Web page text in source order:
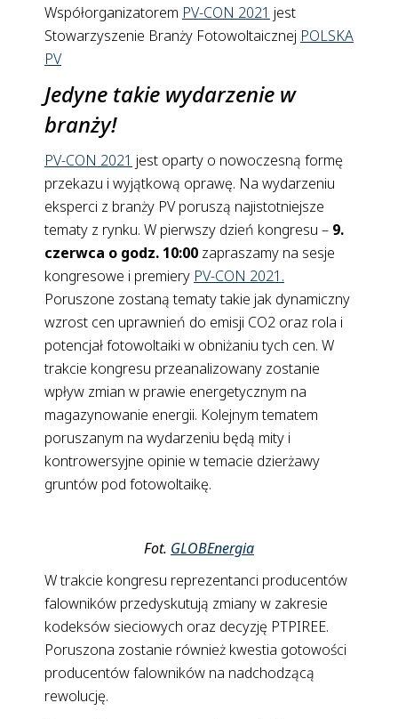
Współorganizatorem PV-CON 2021 jest
Stowarzyszenie Branży Fotowoltaicznej POLSKA
PV
Jedyne takie wydarzenie w
branży!
PV-CON 2021 jest oparty o nowoczesną formę
przekazu i wyjątkową oprawę. Na wydarzeniu
eksperci z branży PV poruszą najistotniejsze
tematy z rynku. W pierwszy dzień kongresu – 9.
czerwca o godz. 10:00 zapraszamy na sesje
kongresowe i premiery PV-CON 2021.
Poruszone zostaną tematy takie jak dynamiczny
wzrost cen uprawnień do emisji CO2 oraz rola i
potencjał fotowoltaiki w obniżaniu tych cen. W
trakcie kongresu przeanalizowany zostanie
wpływ zmian w prawie energetycznym na
magazynowanie energii. Kolejnym tematem
poruszanym na wydarzeniu będą mity i
kontrowersyjne opinie w temacie dzierżawy
gruntów pod fotowoltaikę.
Fot. GLOBEnergia
W trakcie kongresu reprezentanci producentów
falowników przedyskutują zmiany w zakresie
kodeksów sieciowych oraz decyzję PTPIREE.
Poruszona zostanie również kwestia gotowości
producentów falowników na nadchodzącą
rewolucję.